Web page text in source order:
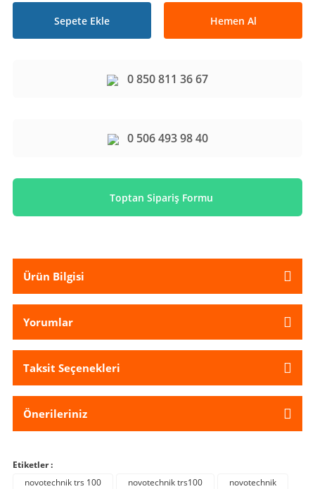
Sepete Ekle Hemen Al
0 850 811 36 67
0 506 493 98 40
Toptan Sipariş Formu
Ürün Bilgisi
Yorumlar
Taksit Seçenekleri
Önerileriniz
Etiketler :
novotechnik trs 100
novotechnik trs100
novotechnik